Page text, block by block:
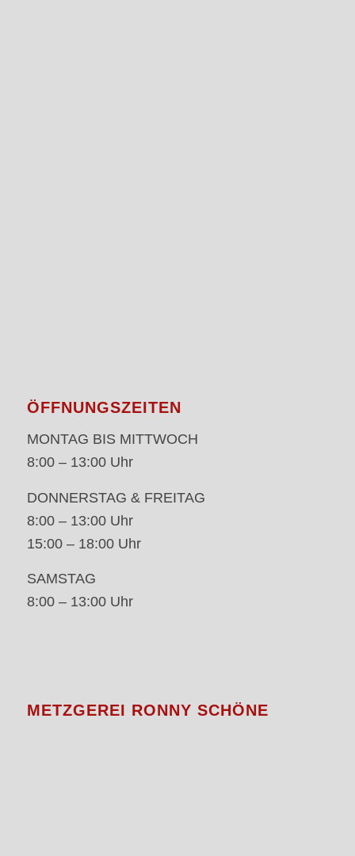
ÖFFNUNGSZEITEN
MONTAG BIS MITTWOCH
8:00 – 13:00 Uhr
DONNERSTAG & FREITAG
8:00 – 13:00 Uhr
15:00 – 18:00 Uhr
SAMSTAG
8:00 – 13:00 Uhr
METZGEREI RONNY SCHÖNE